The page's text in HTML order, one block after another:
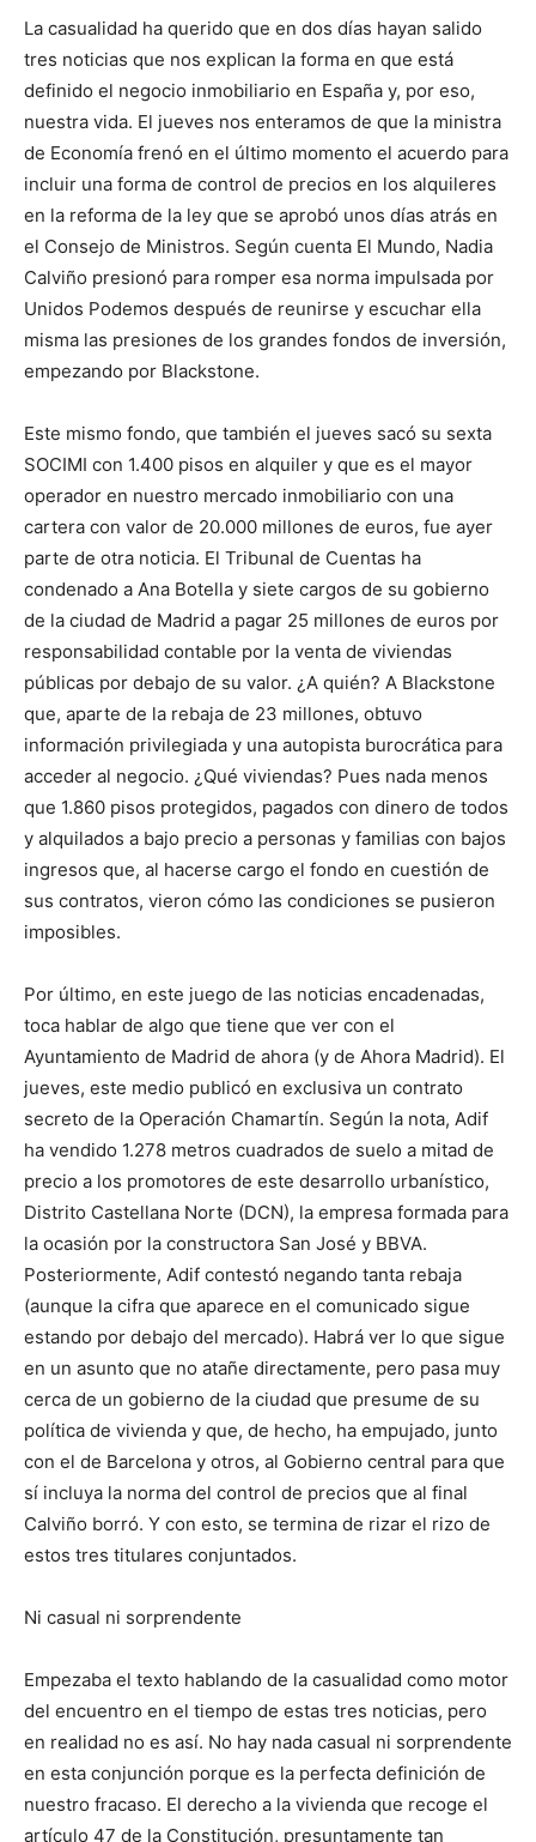
La casualidad ha querido que en dos días hayan salido
tres noticias que nos explican la forma en que está
definido el negocio inmobiliario en España y, por eso,
nuestra vida. El jueves nos enteramos de que la ministra
de Economía frenó en el último momento el acuerdo para
incluir una forma de control de precios en los alquileres
en la reforma de la ley que se aprobó unos días atrás en
el Consejo de Ministros. Según cuenta El Mundo, Nadia
Calviño presionó para romper esa norma impulsada por
Unidos Podemos después de reunirse y escuchar ella
misma las presiones de los grandes fondos de inversión,
empezando por Blackstone.
Este mismo fondo, que también el jueves sacó su sexta
SOCIMI con 1.400 pisos en alquiler y que es el mayor
operador en nuestro mercado inmobiliario con una
cartera con valor de 20.000 millones de euros, fue ayer
parte de otra noticia. El Tribunal de Cuentas ha
condenado a Ana Botella y siete cargos de su gobierno
de la ciudad de Madrid a pagar 25 millones de euros por
responsabilidad contable por la venta de viviendas
públicas por debajo de su valor. ¿A quién? A Blackstone
que, aparte de la rebaja de 23 millones, obtuvo
información privilegiada y una autopista burocrática para
acceder al negocio. ¿Qué viviendas? Pues nada menos
que 1.860 pisos protegidos, pagados con dinero de todos
y alquilados a bajo precio a personas y familias con bajos
ingresos que, al hacerse cargo el fondo en cuestión de
sus contratos, vieron cómo las condiciones se pusieron
imposibles.
Por último, en este juego de las noticias encadenadas,
toca hablar de algo que tiene que ver con el
Ayuntamiento de Madrid de ahora (y de Ahora Madrid). El
jueves, este medio publicó en exclusiva un contrato
secreto de la Operación Chamartín. Según la nota, Adif
ha vendido 1.278 metros cuadrados de suelo a mitad de
precio a los promotores de este desarrollo urbanístico,
Distrito Castellana Norte (DCN), la empresa formada para
la ocasión por la constructora San José y BBVA.
Posteriormente, Adif contestó negando tanta rebaja
(aunque la cifra que aparece en el comunicado sigue
estando por debajo del mercado). Habrá ver lo que sigue
en un asunto que no atañe directamente, pero pasa muy
cerca de un gobierno de la ciudad que presume de su
política de vivienda y que, de hecho, ha empujado, junto
con el de Barcelona y otros, al Gobierno central para que
sí incluya la norma del control de precios que al final
Calviño borró. Y con esto, se termina de rizar el rizo de
estos tres titulares conjuntados.
Ni casual ni sorprendente
Empezaba el texto hablando de la casualidad como motor
del encuentro en el tiempo de estas tres noticias, pero
en realidad no es así. No hay nada casual ni sorprendente
en esta conjunción porque es la perfecta definición de
nuestro fracaso. El derecho a la vivienda que recoge el
artículo 47 de la Constitución, presuntamente tan